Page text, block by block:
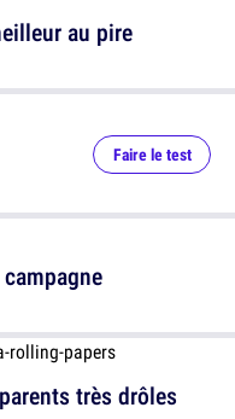
au pire
très drôles
Faire le test